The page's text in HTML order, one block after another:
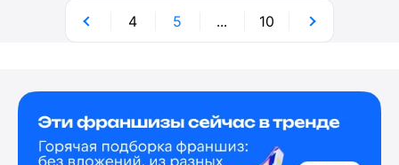
4 5 ... 10